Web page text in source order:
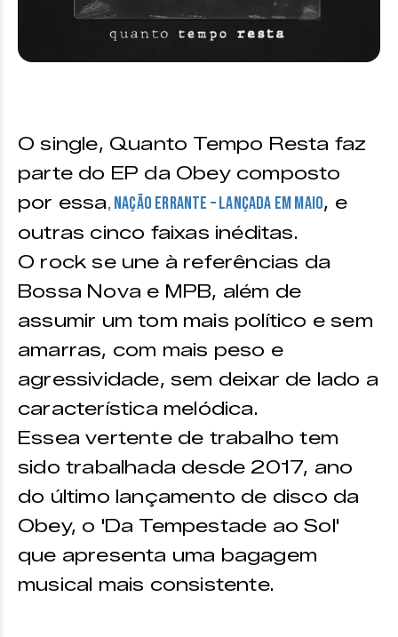
O single, Quanto Tempo Resta faz
parte do EP da Obey composto
por essa, Nação Errante – lançada em maio, e
outras cinco faixas inéditas.
O rock se une à referências da
Bossa Nova e MPB, além de
assumir um tom mais político e sem
amarras, com mais peso e
agressividade, sem deixar de lado a
característica melódica.
Essea vertente de trabalho tem
sido trabalhada desde 2017, ano
do último lançamento de disco da
Obey, o 'Da Tempestade ao Sol'
que apresenta uma bagagem
musical mais consistente.